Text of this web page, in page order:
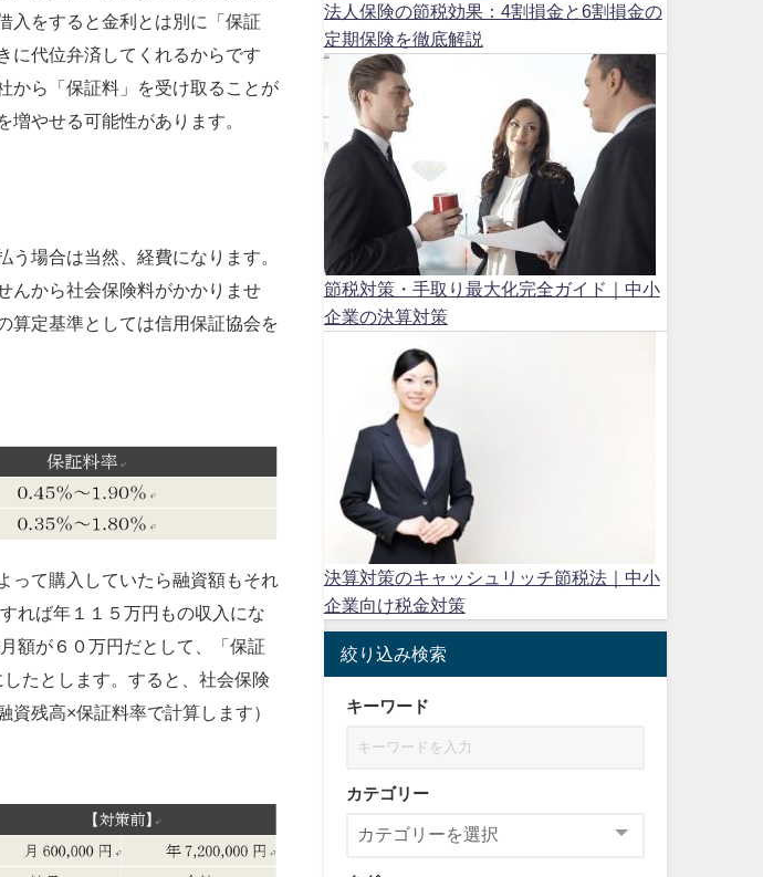
入をすると金利とは別に「保証
に代位弁済してくれるからです
から「保証料」を受け取ることが
やせる可能性があります。
場合は当然、経費になります。
んから社会保険料がかかりませ
算定基準としては信用保証協会を
って購入していたら融資額もそれ
れば年１１５万円もの収入にな
額が６０万円だとして、「保証
たとします。すると、社会保険
残高×保証料率で計算します）
法人保険の節税効果：4割損金と6割損金の
定期保険を徹底解説
節税対策・手取り最大化完全ガイド｜中小
企業の決算対策
決算対策のキャッシュリッチ節税法｜中小
企業向け税金対策
絞り込み検索
キーワード
カテゴリー